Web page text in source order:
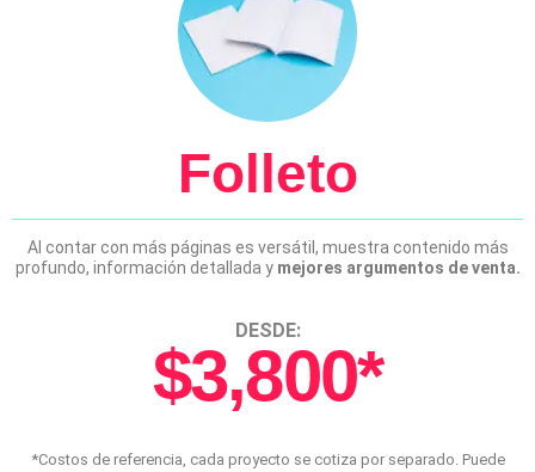
Folleto
Al contar con más páginas es versátil, muestra contenido más
profundo, información detallada y mejores argumentos de venta.
DESDE:
$3,800*
*Costos de referencia, cada proyecto se cotiza por separado. Puede